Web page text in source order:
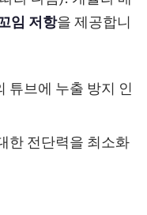
임 저항을 제공합니
튜브에 누출 방지 인
한 전단력을 최소화